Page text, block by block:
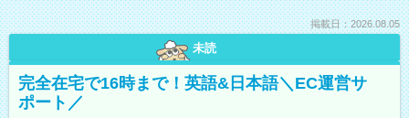
掲載日：2026.08.05
未読
完全在宅で16時まで！英語&日本語＼EC運営サ
ポート／